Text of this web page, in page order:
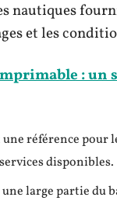
nautiques
et les
:
une référence pour
disponibles.
large partie du